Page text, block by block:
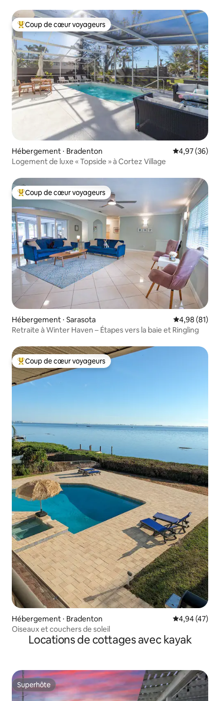
Coups de cœur voyageurs les plus appréciés
Coup de cœur voyageurs
Hébergement ⋅ Bradenton Évaluation
4,97 (36)
Logement de luxe « Topside » à Cortez Village
Coups de cœur voyageurs les plus appréciés
Coup de cœur voyageurs
Hébergement ⋅ Sarasota Évaluation
4,98 (81)
Retraite à Winter Haven – Étapes vers la baie et Ringling
Coups de cœur voyageurs les plus appréciés
Coup de cœur voyageurs
Hébergement ⋅ Bradenton Évaluation
4,94 (47)
Oiseaux et couchers de soleil
Locations de cottages avec kayak
Superhôte
Superhôte